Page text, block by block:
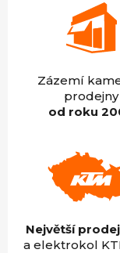
Zázemí
prodejny
od roku
Největší
a elektrokol